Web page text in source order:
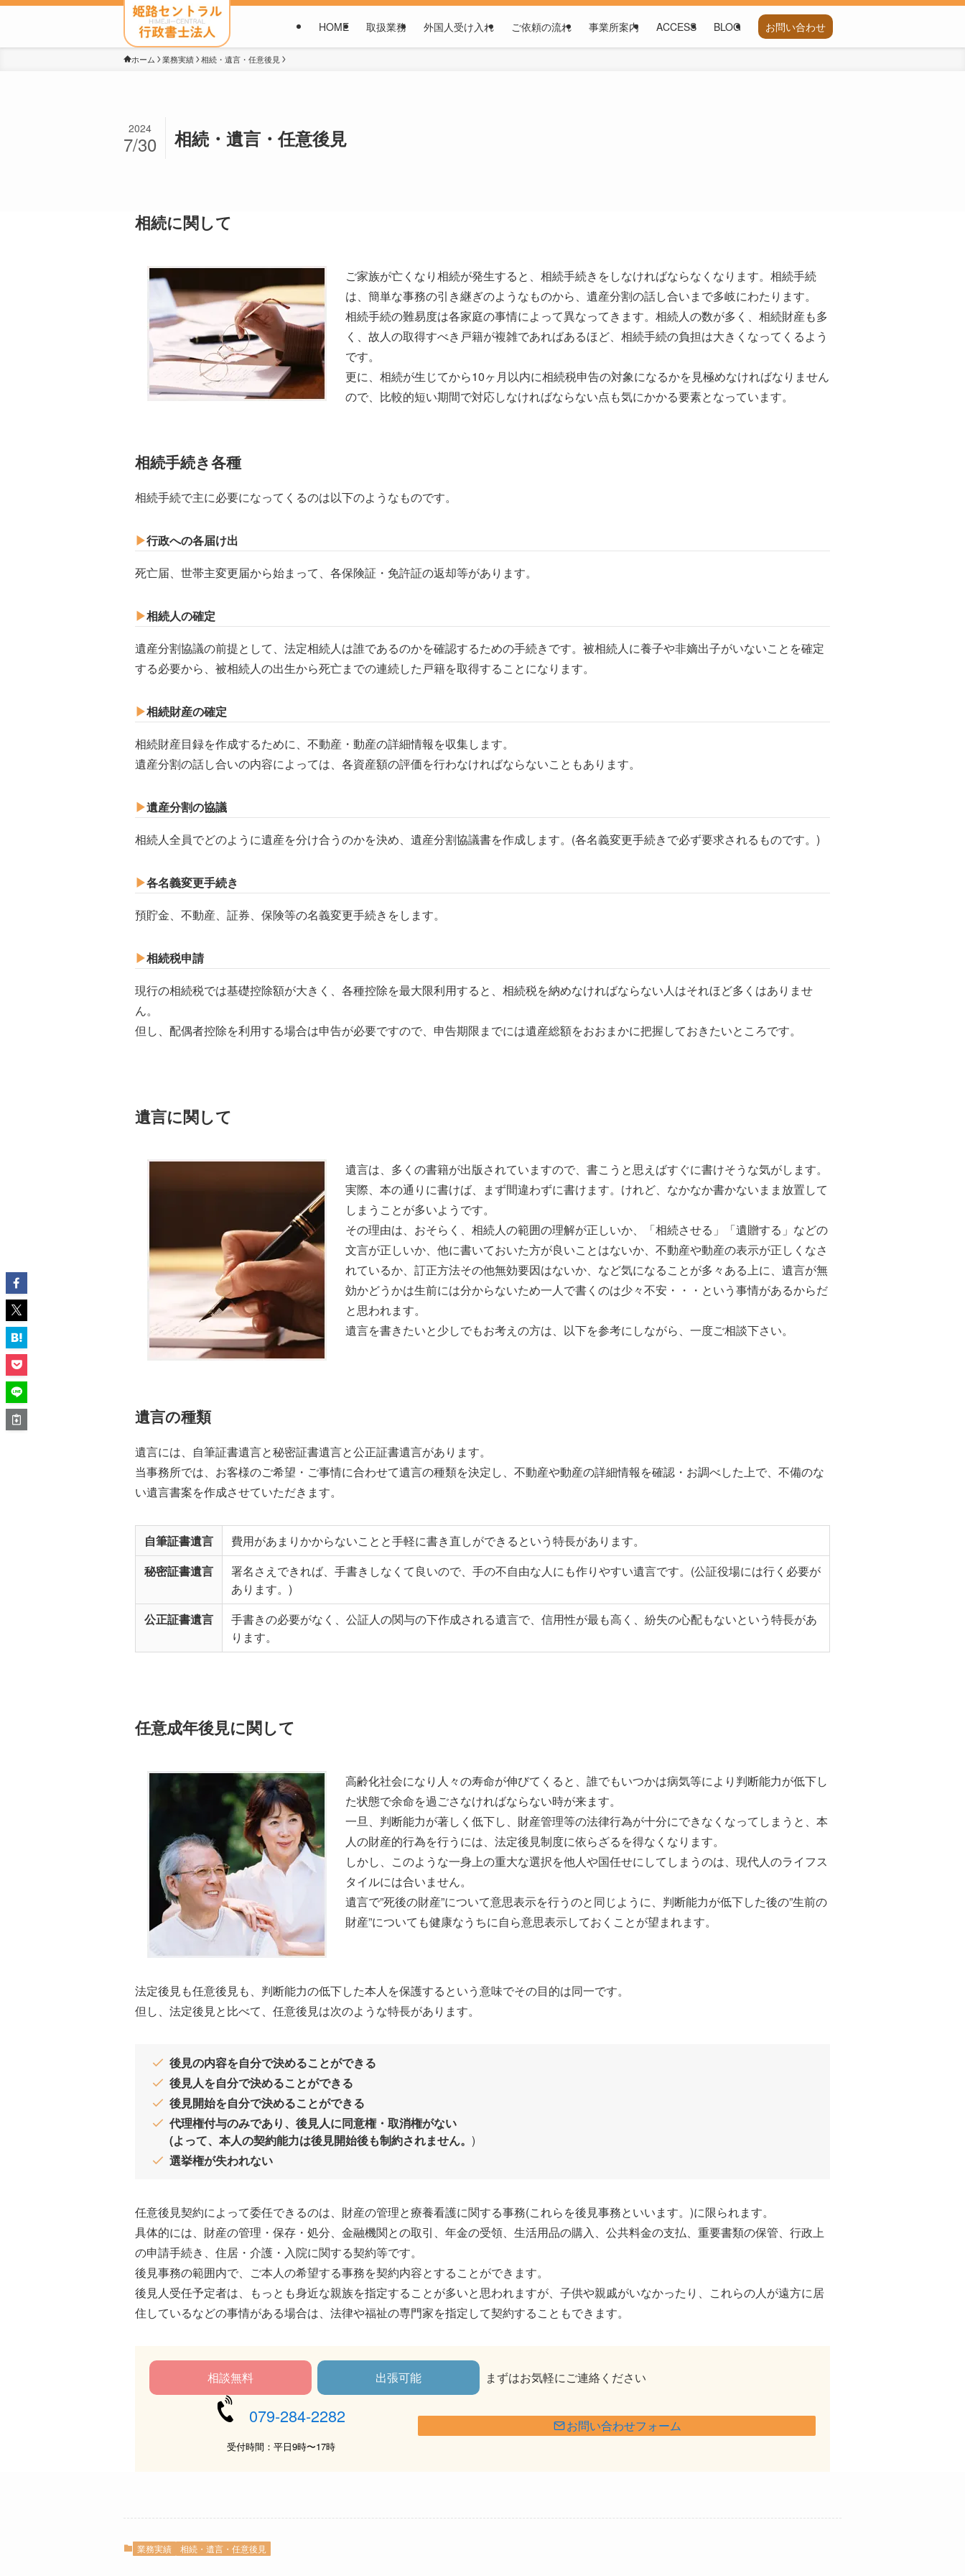
HOME 取扱業務 外国人受け入れ ご依頼の流れ 事業所案内 ACCESS BLOG お問い合わせ
ホーム 業務実績 相続・遺言・任意後見
相続・遺言・任意後見
2024
7/30
相続に関して
ご家族が亡くなり相続が発生すると、相続手続きをしなければならなくなります。相続手続
は、簡単な事務の引き継ぎのようなものから、遺産分割の話し合いまで多岐にわたります。
相続手続の難易度は各家庭の事情によって異なってきます。相続人の数が多く、相続財産も多
く、故人の取得すべき戸籍が複雑であればあるほど、相続手続の負担は大きくなってくるよう
です。
更に、相続が生じてから10ヶ月以内に相続税申告の対象になるかを見極めなければなりません
ので、比較的短い期間で対応しなければならない点も気にかかる要素となっています。
相続手続き各種
相続手続で主に必要になってくるのは以下のようなものです。
▶︎行政への各届け出
死亡届、世帯主変更届から始まって、各保険証・免許証の返却等があります。
▶︎相続人の確定
遺産分割協議の前提として、法定相続人は誰であるのかを確認するための手続きです。被相続人に養子や非嫡出子がいないことを確定
する必要から、被相続人の出生から死亡までの連続した戸籍を取得することになります。
▶︎相続財産の確定
相続財産目録を作成するために、不動産・動産の詳細情報を収集します。
遺産分割の話し合いの内容によっては、各資産額の評価を行わなければならないこともあります。
▶︎遺産分割の協議
相続人全員でどのように遺産を分け合うのかを決め、遺産分割協議書を作成します。(各名義変更手続きで必ず要求されるものです。)
▶︎各名義変更手続き
預貯金、不動産、証券、保険等の名義変更手続きをします。
▶︎相続税申請
現行の相続税では基礎控除額が大きく、各種控除を最大限利用すると、相続税を納めなければならない人はそれほど多くはありませ
ん。
但し、配偶者控除を利用する場合は申告が必要ですので、申告期限までには遺産総額をおおまかに把握しておきたいところです。
遺言に関して
遺言は、多くの書籍が出版されていますので、書こうと思えばすぐに書けそうな気がします。
実際、本の通りに書けば、まず間違わずに書けます。けれど、なかなか書かないまま放置して
しまうことが多いようです。
その理由は、おそらく、相続人の範囲の理解が正しいか、「相続させる」「遺贈する」などの
文言が正しいか、他に書いておいた方が良いことはないか、不動産や動産の表示が正しくなさ
れているか、訂正方法その他無効要因はないか、など気になることが多々ある上に、遺言が無
効かどうかは生前には分からないため一人で書くのは少々不安・・・という事情があるからだ
と思われます。
遺言を書きたいと少しでもお考えの方は、以下を参考にしながら、一度ご相談下さい。
遺言の種類
遺言には、自筆証書遺言と秘密証書遺言と公正証書遺言があります。
当事務所では、お客様のご希望・ご事情に合わせて遺言の種類を決定し、不動産や動産の詳細情報を確認・お調べした上で、不備のな
い遺言書案を作成させていただきます。
自筆証書遺言
費用があまりかからないことと手軽に書き直しができるという特長があります。
秘密証書遺言
署名さえできれば、手書きしなくて良いので、手の不自由な人にも作りやすい遺言です。(公証役場には行く必要が
あります。)
公正証書遺言
手書きの必要がなく、公証人の関与の下作成される遺言で、信用性が最も高く、紛失の心配もないという特長があ
ります。
任意成年後見に関して
高齢化社会になり人々の寿命が伸びてくると、誰でもいつかは病気等により判断能力が低下し
た状態で余命を過ごさなければならない時が来ます。
一旦、判断能力が著しく低下し、財産管理等の法律行為が十分にできなくなってしまうと、本
人の財産的行為を行うには、法定後見制度に依らざるを得なくなります。
しかし、このような一身上の重大な選択を他人や国任せにしてしまうのは、現代人のライフス
タイルには合いません。
遺言で”死後の財産”について意思表示を行うのと同じように、判断能力が低下した後の”生前の
財産”についても健康なうちに自ら意思表示しておくことが望まれます。
法定後見も任意後見も、判断能力の低下した本人を保護するという意味でその目的は同一です。
但し、法定後見と比べて、任意後見は次のような特長があります。
後見の内容を自分で決めることができる
後見人を自分で決めることができる
後見開始を自分で決めることができる
代理権付与のみであり、後見人に同意権・取消権がない
(よって、本人の契約能力は後見開始後も制約されません。 )
選挙権が失われない
任意後見契約によって委任できるのは、財産の管理と療養看護に関する事務(これらを後見事務といいます。)に限られます。
具体的には、財産の管理・保存・処分、金融機関との取引、年金の受領、生活用品の購入、公共料金の支払、重要書類の保管、行政上
の申請手続き、住居・介護・入院に関する契約等です。
後見事務の範囲内で、ご本人の希望する事務を契約内容とすることができます。
後見人受任予定者は、もっとも身近な親族を指定することが多いと思われますが、子供や親戚がいなかったり、これらの人が遠方に居
住しているなどの事情がある場合は、法律や福祉の専門家を指定して契約することもできます。
相談無料 出張可能 まずはお気軽にご連絡ください
079-284-2282
受付時間：平日9時〜17時
お問い合わせフォーム
業務実績 相続・遺言・任意後見